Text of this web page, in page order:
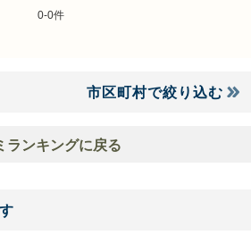
0-0件
市区町村で絞り込む
ランキングに戻る